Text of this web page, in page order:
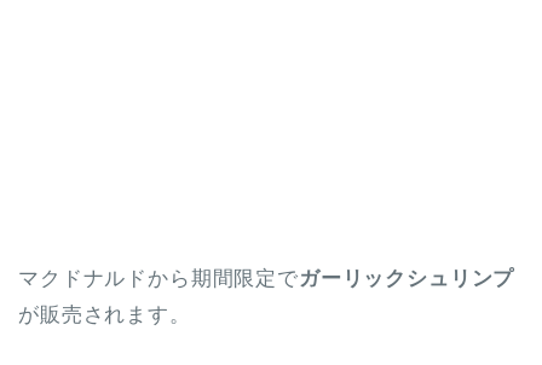
マクドナルドから期間限定でガーリックシュリンプ
が販売されます。